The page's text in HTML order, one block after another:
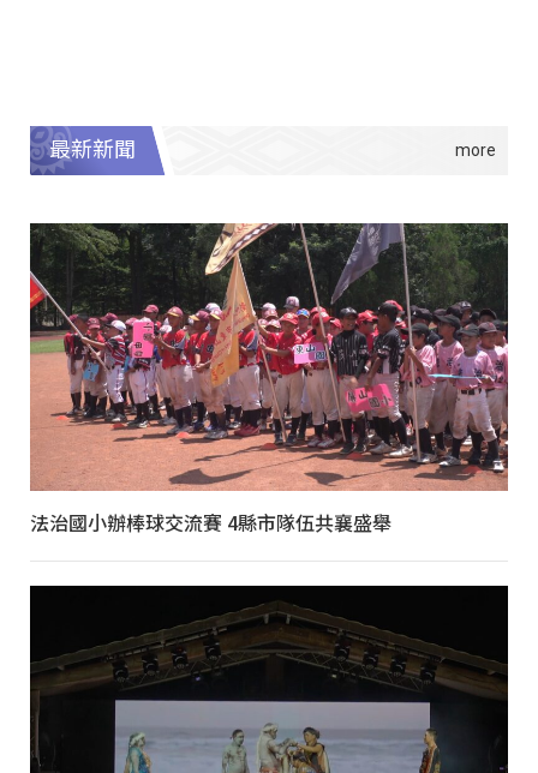
最新新聞
法治國小辦棒球交流賽 4縣市隊伍共襄盛舉